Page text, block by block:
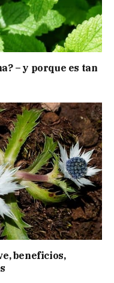
– y porque es tan
beneficios,